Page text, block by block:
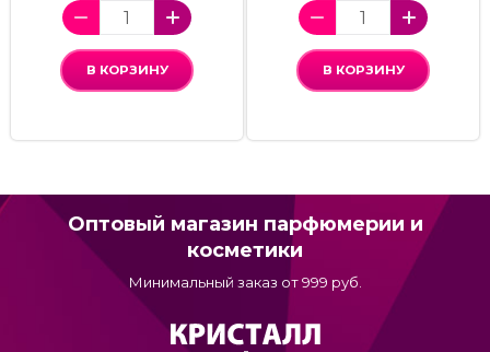
В КОРЗИНУ В КОРЗИНУ
Оптовый магазин парфюмерии и
косметики
Минимальный заказ от 999 руб.